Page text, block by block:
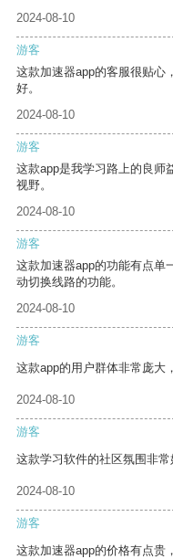
2024-08-10
游客
这款加速器app的客服很贴心
好。
2024-08-10
游客
这款app是我学习路上的良师
视野。
2024-08-10
游客
这款加速器app的功能有点单
动切换线路的功能。
2024-08-10
游客
这款app的用户群体非常庞大
2024-08-10
游客
这款学习软件的社区氛围非常
2024-08-10
游客
这款加速器app的价格有点贵